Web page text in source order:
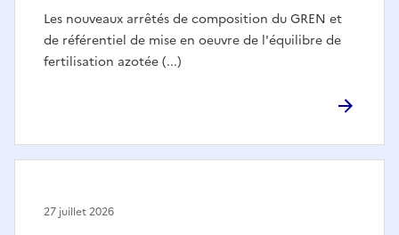
Les nouveaux arrêtés de composition du GREN et
de référentiel de mise en oeuvre de l'équilibre de
fertilisation azotée (...)
27 juillet 2026